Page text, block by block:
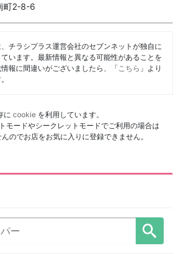
町2-8-6
チラシプラス運営会社のセブンネットが独自に
います。最新情報と異なる可能性があることを
報に間違いがございましたら、「 こちら 」より
に cookie を利用しています。
モードやシークレットモードでご利用の場合は
のでお店をお気に入りに登録できません。